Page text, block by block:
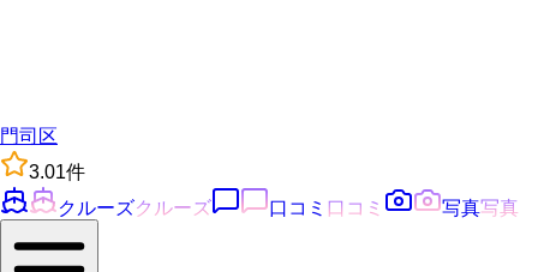
門司区
3.01件
クルーズクルーズ 口コミ 口コミ 写真写真